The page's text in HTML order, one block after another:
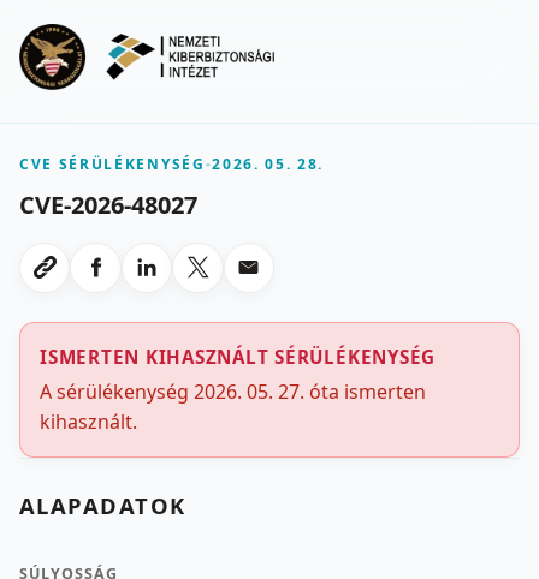
CVE SÉRÜLÉKENYSÉG-2026. 05. 28.
CVE-2026-48027
Link masolasa
Megosztas Facebookon
Megosztas LinkedInen
Megosztas X-en
Megosztas emailben
ISMERTEN KIHASZNÁLT SÉRÜLÉKENYSÉG
A sérülékenység 2026. 05. 27. óta ismerten
kihasznált.
ALAPADATOK
SÚLYOSSÁG